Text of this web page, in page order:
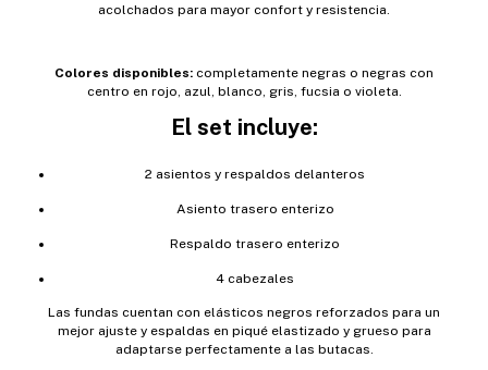
acolchados para mayor confort y resistencia.
Colores disponibles: completamente negras o negras con
centro en rojo, azul, blanco, gris, fucsia o violeta.
El set incluye:
2 asientos y respaldos delanteros
Asiento trasero enterizo
Respaldo trasero enterizo
4 cabezales
Las fundas cuentan con elásticos negros reforzados para un
mejor ajuste y espaldas en piqué elastizado y grueso para
adaptarse perfectamente a las butacas.